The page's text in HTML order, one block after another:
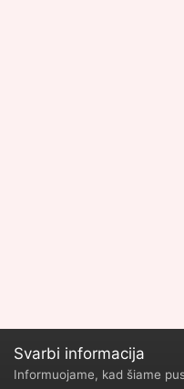
Svarbi informacija
Informuojame, kad šiame